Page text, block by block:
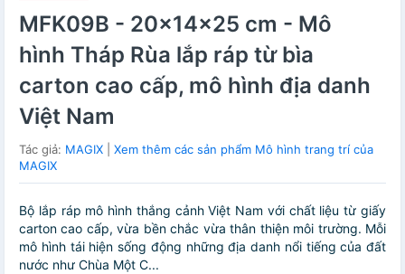
MFK09B - 20x14x25 cm - Mô
hình Tháp Rùa lắp ráp từ bìa
carton cao cấp, mô hình địa danh
Việt Nam
Tác giả: MAGIX
Xem thêm các sản phẩm Mô hình trang trí của
MAGIX
Bộ lắp ráp mô hình thắng cảnh Việt Nam với chất liệu từ giấy
carton cao cấp, vừa bền chắc vừa thân thiện môi trường. Mỗi
mô hình tái hiện sống động những địa danh nổi tiếng của đất
nước như Chùa Một C...